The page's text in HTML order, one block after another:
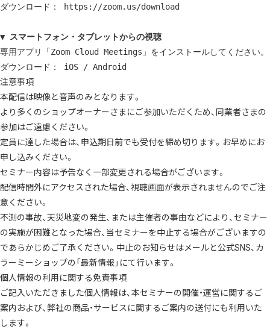
ダウンロード：
https://zoom.us/download
▼ スマートフォン・タブレットからの視聴
専用アプリ「Zoom Cloud Meetings」をインストールしてください。
ダウンロード： iOS / Android
注意事項
本配信は映像と音声のみとなります。
より多くのショップオーナーさまにご参加いただくため、同業者さまの
参加はご遠慮ください。
定員に達した場合は、申込期日前でも受付を締め切ります。お早めにお
申し込みください。
セミナー内容は予告なく一部変更される場合がございます。
配信時間外にアクセスされた場合、視聴画面が表示されませんのでご注
意ください。
不測の事故、天災地変の発生、または主催者の事由などにより、セミナー
の実施が困難となった場合、当セミナーを中止する場合がございますの
であらかじめご了承ください。中止のお知らせはメールと公式SNS、カ
ラーミーショップの「最新情報」にて行います。
個人情報の利用に関する免責事項
ご記入いただきました個人情報は、本セミナーの開催・運営に関するご
案内および、弊社の商品・サービスに関するご案内の送付にも利用いた
します。